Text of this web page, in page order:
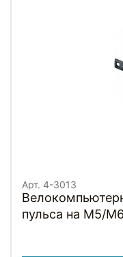
Арт. 4-3013
пульса на M5/